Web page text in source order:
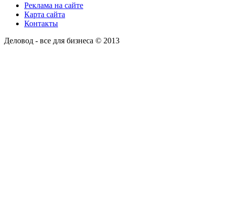
Реклама на сайте
Карта сайта
Контакты
Деловод - все для бизнеса © 2013